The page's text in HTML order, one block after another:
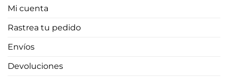
Mi cuenta
Rastrea tu pedido
Envíos
Devoluciones